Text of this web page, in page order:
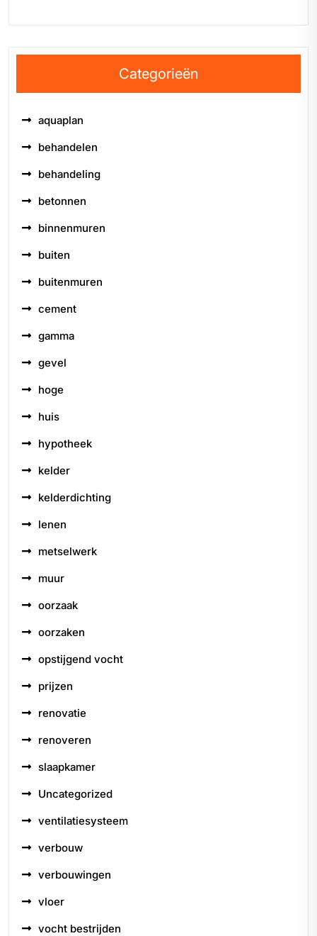
Categorieën
aquaplan
behandelen
behandeling
betonnen
binnenmuren
buiten
buitenmuren
cement
gamma
gevel
hoge
huis
hypotheek
kelder
kelderdichting
lenen
metselwerk
muur
oorzaak
oorzaken
opstijgend vocht
prijzen
renovatie
renoveren
slaapkamer
Uncategorized
ventilatiesysteem
verbouw
verbouwingen
vloer
vocht bestrijden